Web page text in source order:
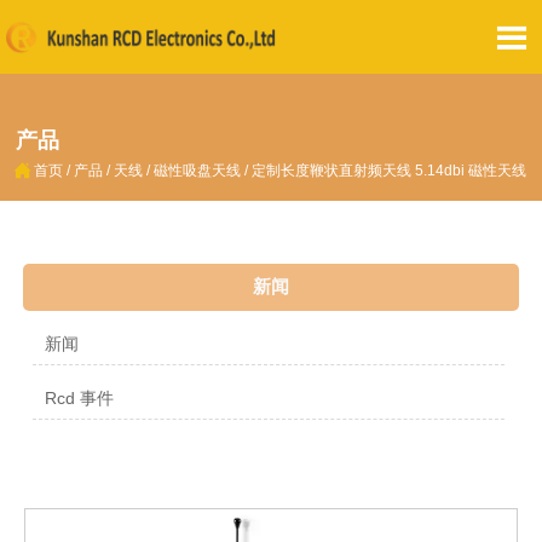

产品
 首页 / 产品 / 天线 /磁性吸盘天线 / 定制长度鞭状直射频天线 5.14dbi 磁性天线
新闻
新闻
Rcd 事件